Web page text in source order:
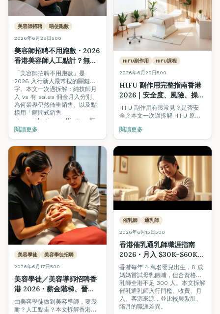
美容師招聘 唔使跑數
2026年6月28日500
美容師招聘不用跑數・2026
香港美容師人工點計？無
sales 壓力底薪 + 顧問式技
術全拆解
「美容師招聘不用跑數」是
2026 入行新人最常搜的關鍵
字。本文一次過拆解：純技師月
入 vs 有 sales 佣金月入分別、
為何業界仍然倚重銷售、以及點
樣用「顧問式銷售
（consultative selling）」幫
到客人之餘自然成單，唔使硬
閱讀更多
HIFU副作用 HIFU課程
2026年6月20日500
HIFU 副作用完整指南香港
2026｜安全度、風險、操作
員資歷如何揀
HIFU 副作用有幾常見？是否安
全？本文一次過拆解 HIFU 原
群、揀療程必問 5 條問題，並介
紹想入行做激光 / 美容儀器操作
員的 VTCT / ITEC Level 4 課程
路線。
閱讀更多
美容學徒 美容學徒招聘
2026年6月17日500
美容學徒／美容導師招聘香
港 2026・薪金階梯、晉
升、考牌完整路線
由美容學徒做到美容導師，要幾
耐？人工點走？本文拆解香港美
催乳師 通乳師
2026年6月15日500
香港催乳通乳師職涯指南
2026・月入 $30K–$60K+
的母嬰職業新藍海
香港每年 4 萬名嬰兒出生，8 成
媽媽嘗試母乳餵哺，但合資格催
乳師全港不足 300 人。本文拆解
催乳通乳師入行門檻、收費、月
入、客源來源，並比較與紮肚、
陪月的職涯差異。